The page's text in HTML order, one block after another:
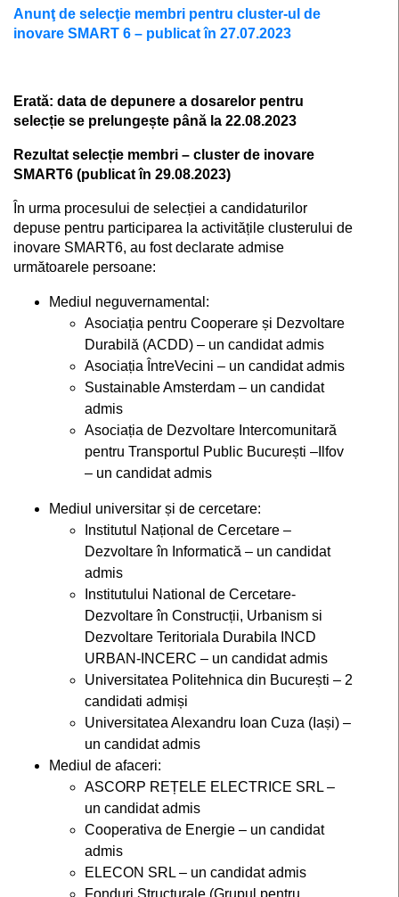
Anunţ de selecţie membri pentru cluster-ul de
inovare SMART 6 – publicat în 27.07.2023
Erată: data de depunere a dosarelor pentru
selecție se prelungește până la 22.08.2023
Rezultat selecție membri – cluster de inovare
SMART6 (publicat în 29.08.2023)
În urma procesului de selecției a candidaturilor
depuse pentru participarea la activitățile clusterului de
inovare SMART6, au fost declarate admise
următoarele persoane:
Mediul neguvernamental:
Asociația pentru Cooperare și Dezvoltare
Durabilă (ACDD) – un candidat admis
Asociația ÎntreVecini – un candidat admis
Sustainable Amsterdam – un candidat
admis
Asociația de Dezvoltare Intercomunitară
pentru Transportul Public București –Ilfov
– un candidat admis
Mediul universitar și de cercetare:
Institutul Național de Cercetare –
Dezvoltare în Informatică – un candidat
admis
Institutului National de Cercetare-
Dezvoltare în Construcții, Urbanism si
Dezvoltare Teritoriala Durabila INCD
URBAN-INCERC – un candidat admis
Universitatea Politehnica din București – 2
candidati admiși
Universitatea Alexandru Ioan Cuza (Iași) –
un candidat admis
Mediul de afaceri:
ASCORP REȚELE ELECTRICE SRL –
un candidat admis
Cooperativa de Energie – un candidat
admis
ELECON SRL – un candidat admis
Fonduri Structurale (Grupul pentru